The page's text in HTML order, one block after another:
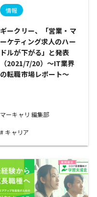
情報
ギークリー、「営業・マ
ーケティング求人のハー
ドルが下がる」と発表
（2021/7/20）〜IT業界
の転職市場レポート〜
マーキャリ 編集部
キャリア